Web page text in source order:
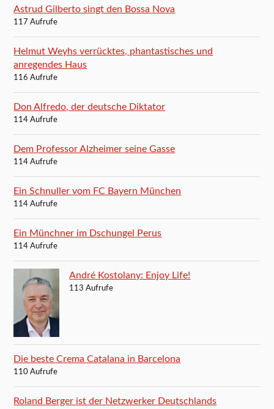
Astrud Gilberto singt den Bossa Nova
117 Aufrufe
Helmut Weyhs verrücktes, phantastisches und
anregendes Haus
116 Aufrufe
Don Alfredo, der deutsche Diktator
114 Aufrufe
Dem Professor Alzheimer seine Gasse
114 Aufrufe
Ein Schnuller vom FC Bayern München
114 Aufrufe
Ein Münchner im Dschungel Perus
114 Aufrufe
André Kostolany: Enjoy Life!
113 Aufrufe
Die beste Crema Catalana in Barcelona
110 Aufrufe
Roland Berger ist der Netzwerker Deutschlands